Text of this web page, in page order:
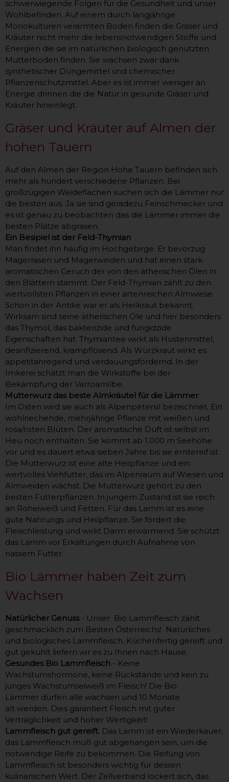
schwerwiegende Folgen für die Gesundheit und unser
Wohlbefinden. Auf einem durch langjährige
Monokulturen verarmten Boden finden die Gräser und
Kräuter nicht mehr die lebensnotwendigen Stoffe und
Energien die sie im natürlichen biologisch genutzten
Mutterboden finden. Sie wachsen zwar dank
synthetischer Düngemittel und chemischer
Pflanzenschutzmittel. Aber es ist immer weniger an
Energie drinnen die die Natur in gesunde Gräser und
Kräuter hineinlegt.
Gräser und Kräuter auf Almen der
hohen Tauern
Auf den Almen der Region Hohe Tauern befinden sich
mehr als hundert verschiedene Pflanzen. Bei
großzügigen Weideflächen suchen sich die Lämmer nur
die besten aus. Ja sie sind geradezu Feinschmecker und
es ist genau zu beobachten das die Lämmer immer die
besten Plätze abgrasen.
Ein Besipiel ist der Feld-Thymian
Man findet ihn häufig im Hochgebirge. Er bevorzug
Magerrasen und Magerweiden und hat einen stark
aromatischen Geruch der von den ätherischen Ölen in
den Blättern stammt. Der Feld-Thymian zählt zu den
wertvollsten Pflanzen in einer artenreichen Almwiese.
Schon in der Antike war er als Heilkraut bekannt.
Wirksam sind seine ätherischen Öle und hier besonders
das Thymol, das bakterizide und fungidzide
Eigenschaften hat. Thymiantee wirkt als Hustenmittel,
desinfizierend, krampflösend. Als Würzkraut wirkt es
appetitanregend und verdauungsfördernd. In der
Imkerei schätzt man die Wirkstoffe bei der
Bekämpfung der Varroamilbe.
Mutterwurz das beste Almkräutel für die Lämmer
Im Osten wird sie auch als Alpenpetersil bezeichnet. Ein
wohlriechende, mehrjährige Pflanze mit weißen und
rosa/roten Blüten. Der aromatische Duft ist selbst im
Heu noch enthalten. Sie kommt ab 1.000 m Seehöhe
vor und es dauert etwa sieben Jahre bis sie erntereif ist.
Die Mutterwurz ist eine alte Heilpflanze und ein
wertvolles Viehfutter, das im Alpenraum auf Wiesen und
Almweiden wächst. Die Mutterwurz gehört zu den
besten Futterpflanzen. In jungem Zustand ist sie reich
an Roheiweiß und Fetten. Für das Lamm ist es eine
gute Nahrungs und Heilpflanze. Sie fördert die
Fleischleistung und wirkt Darm erwärmend. Sie schützt
das Lamm vor Erkältungen durch Aufnahme von
nassem Futter.
Bio Lämmer haben Zeit zum
Wachsen
Natürlicher Genuss- Unser Bio Lammfleisch zählt
geschmacklich zum Besten Österreichs! Natürliches
und biologisches Lammfleisch. Küchenfertig gereift und
gut gekühlt liefern wir es zu Ihnen nach Hause.
Gesundes Bio Lammfleisch - Keine
Wachstumshormone, keine Rückstände und kein zu
junges Wachstumseiweiß im Fleisch! Die Bio
Lämmer dürfen alle wachsen und 10 Monate
alt werden. Dies garantiert Fleisch mit guter
Verträglichkeit und hoher Wertigkeit!
Lammfleisch gut gereift. Das Lamm ist ein Wiederkäuer,
das Lammfleisch muß gut abgehangen sein, um die
notwendige Reife zu bekommen. Die Reifung von
Lammfleisch ist besonders wichtig für dessen
kulinarischen Wert. Der Zellverband lockert sich, das